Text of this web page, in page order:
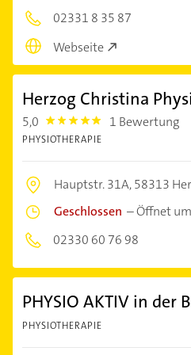
02331 8 35 87
Webseite
Herzog Christina
5,0 5.0 1 Bewertung
PHYSIOTHERAPIE
Hauptstr. 31A,58313
Geschlossen –Öffnet
02330 60 76 98
PHYSIO AKTIV in der
PHYSIOTHERAPIE